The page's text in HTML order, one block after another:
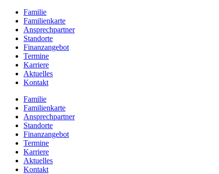
Zum
Inhalt
springen
Familie
Familienkarte
Ansprechpartner
Standorte
Finanzangebot
Termine
Karriere
Aktuelles
Kontakt
Familie
Familienkarte
Ansprechpartner
Standorte
Finanzangebot
Termine
Karriere
Aktuelles
Kontakt